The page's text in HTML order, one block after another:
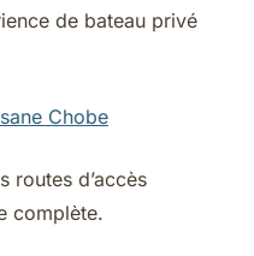
de bateau privé
Chobe
routes d’accès
complète.